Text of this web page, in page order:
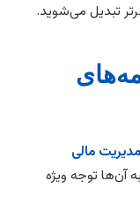
تبدیل می‌شوید.
مدیریت مالی
آن‌ها توجه ویژه